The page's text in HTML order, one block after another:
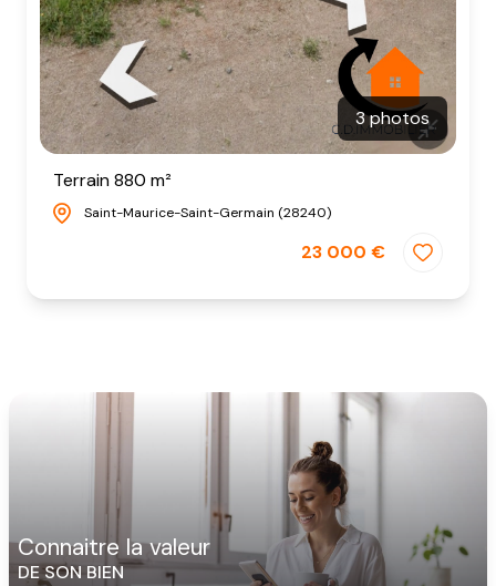
3 photos
Terrain 880 m²
Saint-Maurice-Saint-Germain (28240)
23 000 €
connaitre la valeur
DE SON BIEN